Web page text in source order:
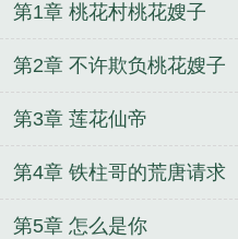
第1章 桃花村桃花嫂子
第2章 不许欺负桃花嫂子
第3章 莲花仙帝
第4章 铁柱哥的荒唐请求
第5章 怎么是你